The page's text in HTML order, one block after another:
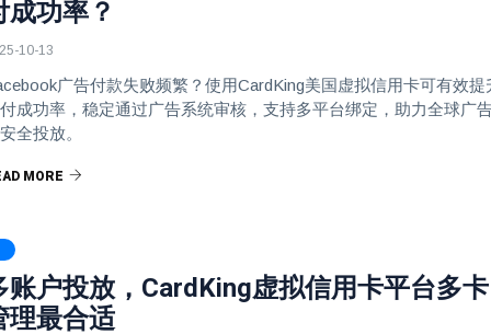
成功率？
10-13
广告付款失败频繁？使用CardKing美国虚拟信用卡可有效提
成功率，稳定通过广告系统审核，支持多平台绑定，助力全球广
全投放。
MORE
账户投放，CardKing虚拟信用卡平台多卡
理最合适